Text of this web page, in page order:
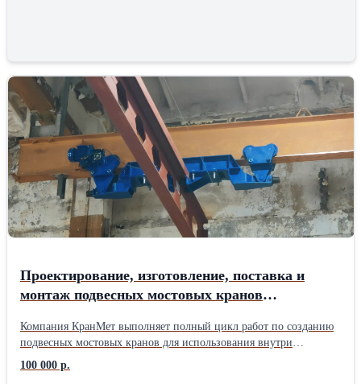
Проектирование, изготовление, поставка и
монтаж подвесных мостовых кранов
Компания КранМет выполняет полный цикл работ по созданию
подвесных мостовых кранов для использования внутри
производственных цехов, складских помещений, сборочных
линий и ангаров, где невозможно или нецелесообразно
100 000 р.